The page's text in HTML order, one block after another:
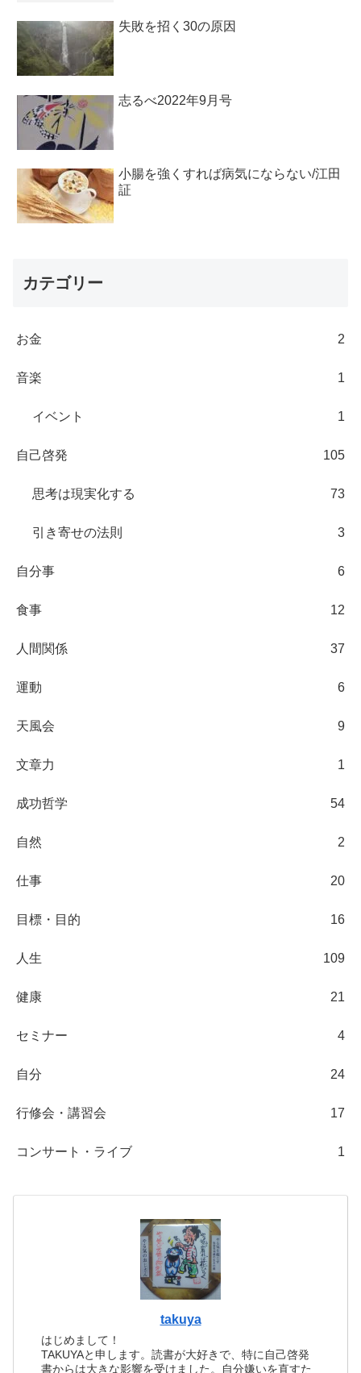
失敗を招く30の原因
志るべ2022年9月号
小腸を強くすれば病気にならない/江田
証
カテゴリー
お金 2
音楽 1
イベント 1
自己啓発 105
思考は現実化する 73
引き寄せの法則 3
自分事 6
食事 12
人間関係 37
運動 6
天風会 9
文章力 1
成功哲学 54
自然 2
仕事 20
目標・目的 16
人生 109
健康 21
セミナー 4
自分 24
行修会・講習会 17
コンサート・ライブ 1
takuya
はじめまして！
TAKUYAと申します。読書が大好きで、特に自己啓発
書からは大きな影響を受けました。自分嫌いを直すた